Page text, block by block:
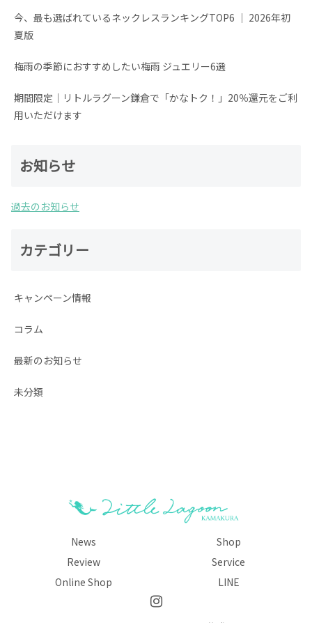
今、最も選ばれているネックレスランキングTOP6 │ 2026年初
夏版
梅雨の季節におすすめしたい梅雨 ジュエリー6選
期間限定│リトルラグーン鎌倉で「かなトク！」20％還元をご利
用いただけます
お知らせ
過去のお知らせ
カテゴリー
キャンペーン情報
コラム
最新のお知らせ
未分類
News
Shop
Review
Service
Online Shop
LINE